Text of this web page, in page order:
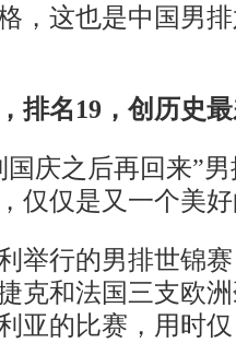
，这也是中国男
名19，创历史最
之后再回来”男
仅仅是又一个美
行的男排世锦赛
克和法国三支欧
亚的比赛，用时